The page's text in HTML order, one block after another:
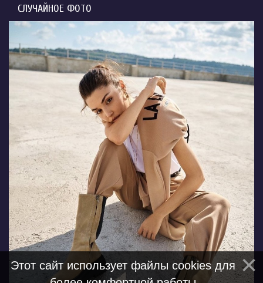
СЛУЧАЙНОЕ ФОТО
Этот сайт использует файлы cookies для